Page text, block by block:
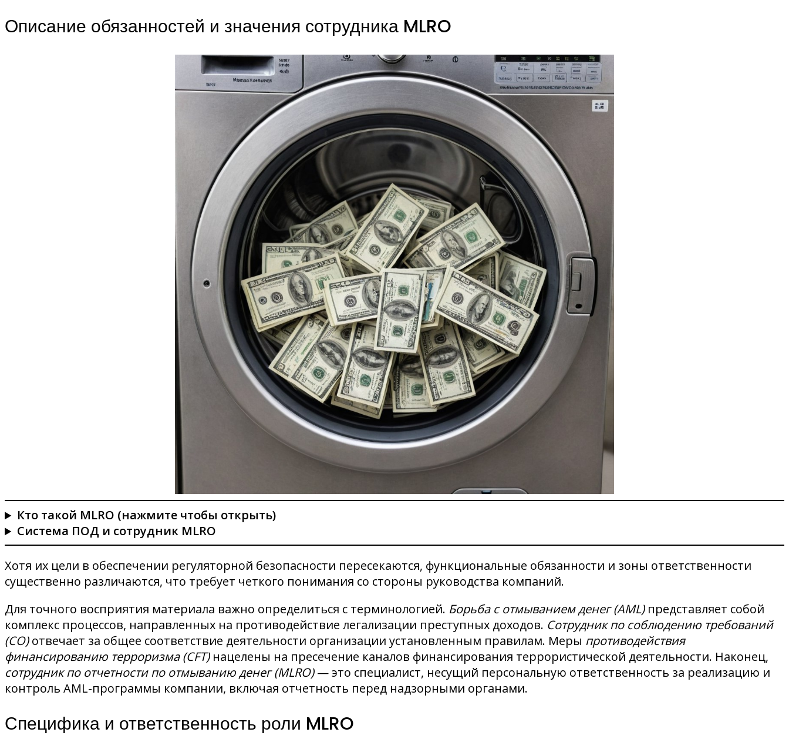
Описание обязанностей и значения сотрудника MLRO
Кто такой MLRO (нажмите чтобы открыть)
Система ПОД и сотрудник MLRO
Хотя их цели в обеспечении регуляторной безопасности пересекаются, функциональные обязанности и зоны ответственности
существенно различаются, что требует четкого понимания со стороны руководства компаний.
Для точного восприятия материала важно определиться с терминологией. Борьба с отмыванием денег (AML)представляет собой
комплекс процессов, направленных на противодействие легализации преступных доходов. Сотрудник по соблюдению требований
(CO)отвечает за общее соответствие деятельности организации установленным правилам. Меры противодействия
финансированию терроризма (CFT)нацелены на пресечение каналов финансирования террористической деятельности. Наконец,
сотрудник по отчетности по отмыванию денег (MLRO)— это специалист, несущий персональную ответственность за реализацию и
контроль AML-программы компании, включая отчетность перед надзорными органами.
Специфика и ответственность роли MLRO